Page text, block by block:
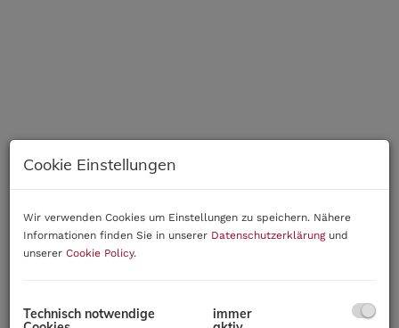
Diese moderne Reihenhausanlage in idyllischer
Cookie Einstellungen
Wir verwenden Cookies um Einstellungen zu speichern. Nähere
Informationen finden Sie in unserer Datenschutzerklärungund
unserer Cookie Policy.
Technisch notwendige
immer